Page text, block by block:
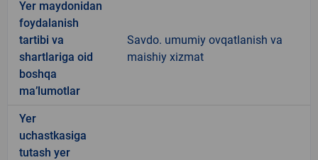
Yer maydonidan
foydalanish
tartibi va
shartlariga oid
boshqa
ma’lumotlar
Savdo. umumiy ovqatlanish va
maishiy xizmat
Yer
uchastkasiga
tutash yer